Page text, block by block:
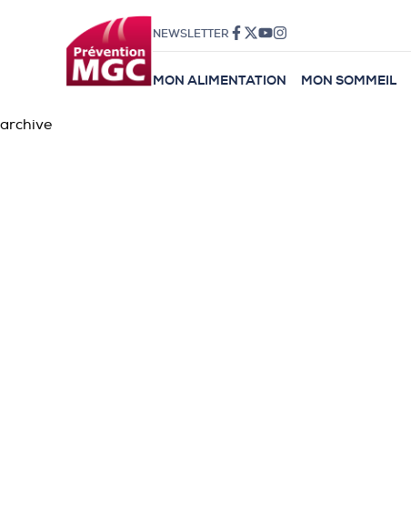
NEWSLETTER
MON ALIMENTATION MON SOMMEIL
archive